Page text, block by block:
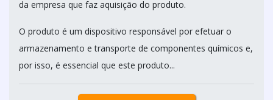
da empresa que faz aquisição do produto.
O produto é um dispositivo responsável por efetuar o
armazenamento e transporte de componentes químicos e,
por isso, é essencial que este produto...